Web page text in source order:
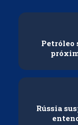
Petróleo
Rússia